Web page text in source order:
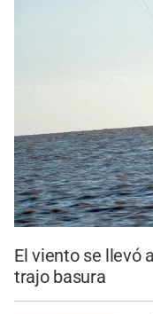
El viento se llevó
trajo basura